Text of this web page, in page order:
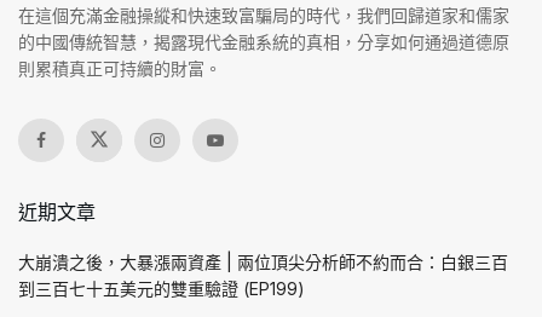
在這個充滿金融操縱和快速致富騙局的時代，我們回歸道家和儒家
的中國傳統智慧，揭露現代金融系統的真相，分享如何通過道德原
則累積真正可持續的財富。
近期文章
大崩潰之後，大暴漲兩資產 | 兩位頂尖分析師不約而合：白銀三百
到三百七十五美元的雙重驗證 (EP199)